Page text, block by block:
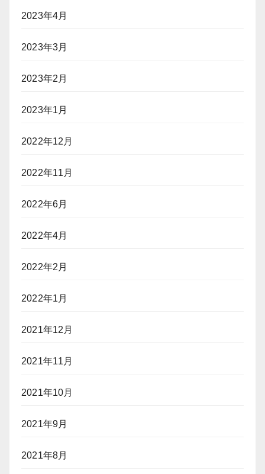
2023年4月
2023年3月
2023年2月
2023年1月
2022年12月
2022年11月
2022年6月
2022年4月
2022年2月
2022年1月
2021年12月
2021年11月
2021年10月
2021年9月
2021年8月